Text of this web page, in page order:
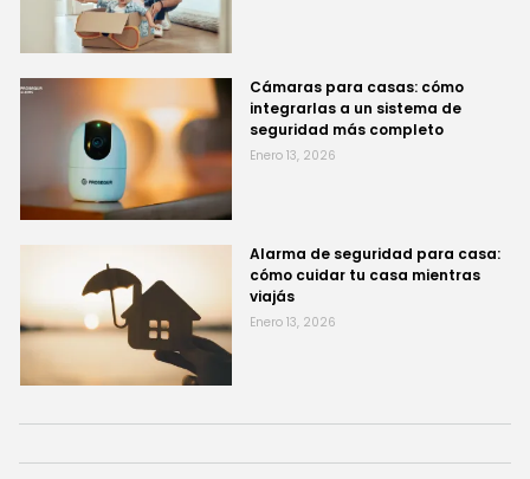
Cámaras para casas: cómo
integrarlas a un sistema de
seguridad más completo
Enero 13, 2026
Alarma de seguridad para casa:
cómo cuidar tu casa mientras
viajás
Enero 13, 2026